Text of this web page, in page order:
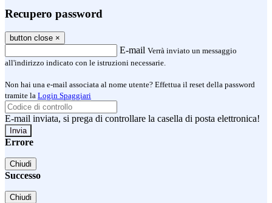
Recupero password
button close ×
E-mail Verrà inviato un messaggio
all'indirizzo indicato con le istruzioni necessarie.
Non hai una e-mail associata al nome utente? Effettua il reset della password
tramite la Login Spaggiari
E-mail inviata, si prega di controllare la casella di posta elettronica!
Errore
Chiudi
Successo
Chiudi